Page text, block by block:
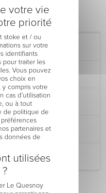
votre vie
priorité
stoke et / ou
sur votre
identifiants
traiter les
Vous pouvez
choix en
y compris votre
cas d’utilisation
ou à tout
de politique de
partenaires et
données de
utilisées
Le Quesnoy